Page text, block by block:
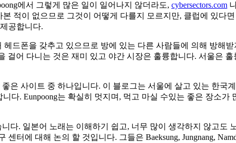
에서 그렇게 많은 일이 일어나지 않더라도, cybersectors.com
적이 없으므로 그것이 어떻게 다를지 모르지만, 클럽에 있다
공합니다.
드폰을 갖추고 있으므로 방에 있는 다른 사람들에 의해 방해
걸어 다니는 것은 재미 있고 야간 시장은 훌륭합니다. 서울은
은 사이트 중 하나입니다. 이 블로그는 서울에 살고 있는 한국
니다. Eunpoong는 확실히 멋지며, 먹고 마실 수있는 좋은 장소
다. 일본어 노래는 이해하기 쉽고, 너무 많이 생각하지 않고도
터에 대해 논의 할 것입니다. 그들은 Baeksung, Jungnang,